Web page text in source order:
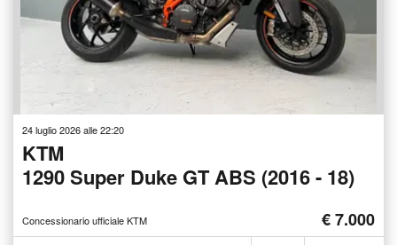
24 luglio 2026 alle 22:20
KTM
1290 Super Duke GT ABS (2016 - 18)
Concessionario ufficiale KTM € 7.000